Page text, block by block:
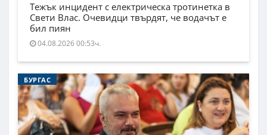
Тежък инцидент с електрическа тротинетка в
Свети Влас. Очевидци твърдят, че водачът е
бил пиян
04.08.2026 00:53ч.
БУРГАС